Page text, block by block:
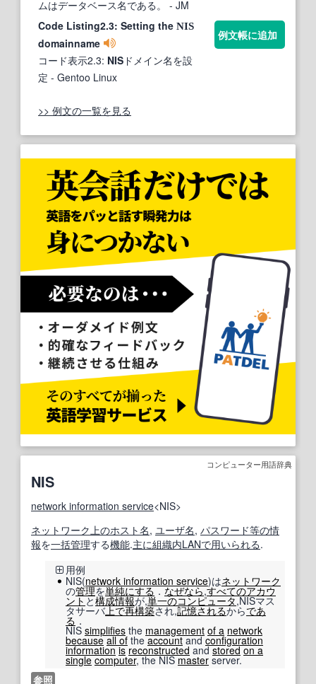
ムはデータベース名である。
- JM
Code Listing2.3: Setting the NIS
domainname
コード表示2.3: NIS ドメイン名を設
定 - Gentoo Linux
例文帳に追加
>> 例文の一覧を見る
コンピューター用語辞典
NIS
network information service<NIS>
ネットワーク 上のホスト名, ユーザ名, パスワード等の情
報を一括管理する機能.主に組織内LANで用いられる.
用例
NIS(network information service)はネットワーク
の管理を単純にする．なぜなら,すべてのアカウ
ントと構成情報が,単一のコンピュータ,NISマス
タサーバ上で再構築され,記憶されるからであ
る ．
NIS simplifies the management of a network
because all of theaccountandconfiguration
information is reconstructed andstored on a
single computer, the NISmaster server.
参照